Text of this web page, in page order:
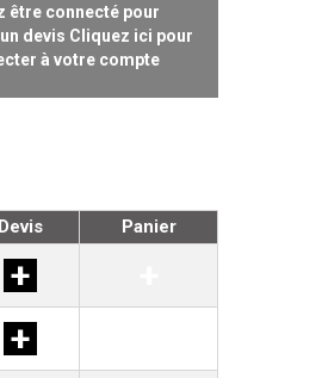
être connecté pour
devis Cliquez ici pour
à votre compte
Devis Panier
+
+